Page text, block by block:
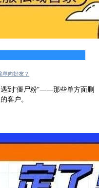
单向好友？
到“僵尸粉”——那些单方面删
客户。